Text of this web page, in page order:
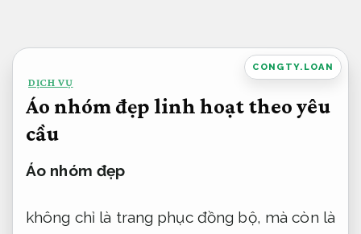
nội
dung
CONGTY.LOAN
DỊCH VỤ
Áo nhóm đẹp linh hoạt theo yêu
cầu
Áo nhóm đẹp
không chỉ là trang phục đồng bộ, mà còn là